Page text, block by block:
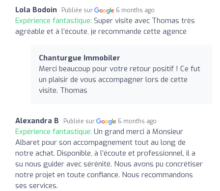
Lola Bodoin Publiée sur 6 months ago
Expérience fantastique: Super visite avec Thomas très
agréable et à l’écoute, je recommande cette agence
Chanturgue Immobiler
Merci beaucoup pour votre retour positif ! Ce fut
un plaisir de vous accompagner lors de cette
visite. Thomas
Alexandra B Publiée sur 6 months ago
Expérience fantastique: Un grand merci à Monsieur
Albaret pour son accompagnement tout au long de
notre achat. Disponible, à l’écoute et professionnel, il a
su nous guider avec sérénité. Nous avons pu concrétiser
notre projet en toute confiance. Nous recommandons
ses services.